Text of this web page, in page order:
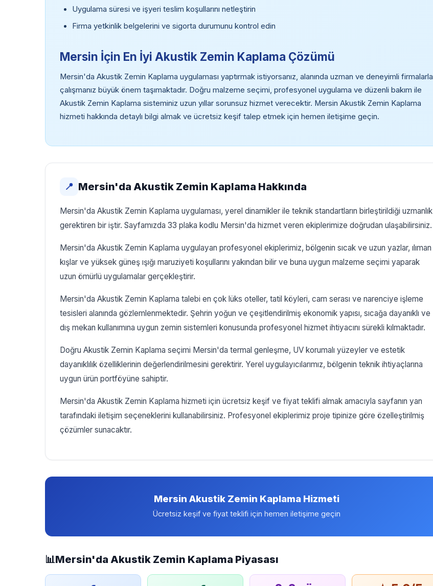
Uygulama süresi ve işyeri teslim koşullarını netleştirin
Firma yetkinlik belgelerini ve sigorta durumunu kontrol edin
Mersin İçin En İyi Akustik Zemin Kaplama Çözümü
Mersin'da Akustik Zemin Kaplama uygulaması yaptırmak istiyorsanız, alanında uzman ve deneyimli firmalarla
çalışmanız büyük önem taşımaktadır. Doğru malzeme seçimi, profesyonel uygulama ve düzenli bakım ile
Akustik Zemin Kaplama sisteminiz uzun yıllar sorunsuz hizmet verecektir. Mersin Akustik Zemin Kaplama
hizmeti hakkında detaylı bilgi almak ve ücretsiz keşif talep etmek için hemen iletişime geçin.
📍 Mersin'da Akustik Zemin Kaplama Hakkında
Mersin'da Akustik Zemin Kaplama uygulaması, yerel dinamikler ile teknik standartların birleştirildiği uzmanlık
gerektiren bir iştir. Sayfamızda 33 plaka kodlu Mersin'da hizmet veren ekiplerimize doğrudan ulaşabilirsiniz.
Mersin'da Akustik Zemin Kaplama uygulayan profesyonel ekiplerimiz, bölgenin sıcak ve uzun yazlar, ılıman
kışlar ve yüksek güneş ışığı maruziyeti koşullarını yakından bilir ve buna uygun malzeme seçimi yaparak
uzun ömürlü uygulamalar gerçekleştirir.
Mersin'da Akustik Zemin Kaplama talebi en çok lüks oteller, tatil köyleri, cam serası ve narenciye işleme
tesisleri alanında gözlemlenmektedir. Şehrin yoğun ve çeşitlendirilmiş ekonomik yapısı, sıcağa dayanıklı ve
dış mekan kullanımına uygun zemin sistemleri konusunda profesyonel hizmet ihtiyacını sürekli kılmaktadır.
Doğru Akustik Zemin Kaplama seçimi Mersin'da termal genleşme, UV korumalı yüzeyler ve estetik
dayanıklılık özelliklerinin değerlendirilmesini gerektirir. Yerel uygulayıcılarımız, bölgenin teknik ihtiyaçlarına
uygun ürün portföyüne sahiptir.
Mersin'da Akustik Zemin Kaplama hizmeti için ücretsiz keşif ve fiyat teklifi almak amacıyla sayfanın yan
tarafındaki iletişim seçeneklerini kullanabilirsiniz. Profesyonel ekiplerimiz proje tipinize göre özelleştirilmiş
çözümler sunacaktır.
Mersin Akustik Zemin Kaplama Hizmeti
Ücretsiz keşif ve fiyat teklifi için hemen iletişime geçin
📊Mersin'da Akustik Zemin Kaplama Piyasası